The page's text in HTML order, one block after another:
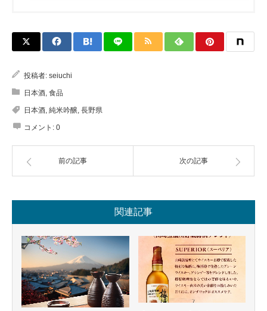
投稿者: seiuchi
日本酒, 食品
日本酒, 純米吟醸, 長野県
コメント: 0
前の記事 次の記事
関連記事